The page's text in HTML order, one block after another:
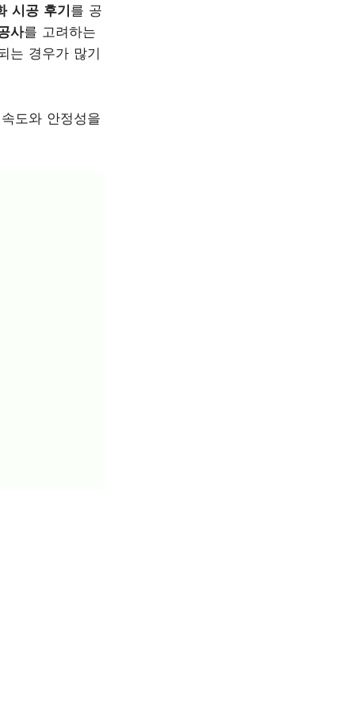
시공 후기 를 공
사를 고려하는
는 경우가 많기
도와 안정성을